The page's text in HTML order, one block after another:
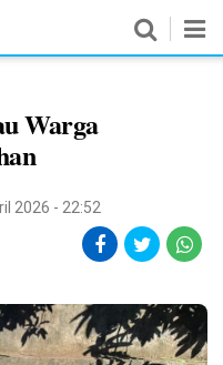
Warga
2026 - 22:52